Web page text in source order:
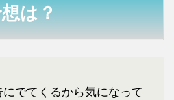
は？
でてくるから気になって